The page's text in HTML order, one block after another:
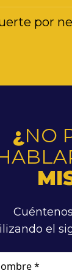
por
¿NO
el